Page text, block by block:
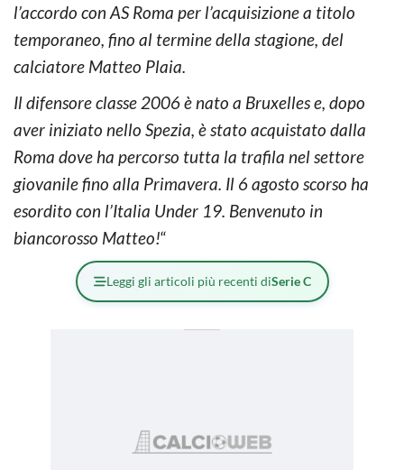
l’accordo con AS Roma per l’acquisizione a titolo
temporaneo, fino al termine della stagione, del
calciatore Matteo Plaia.
Il difensore classe 2006 è nato a Bruxelles e, dopo
aver iniziato nello Spezia, è stato acquistato dalla
Roma dove ha percorso tutta la trafila nel settore
giovanile fino alla Primavera. Il 6 agosto scorso ha
esordito con l’Italia Under 19. Benvenuto in
biancorosso Matteo!“
Leggi gli articoli più recenti diSerie C